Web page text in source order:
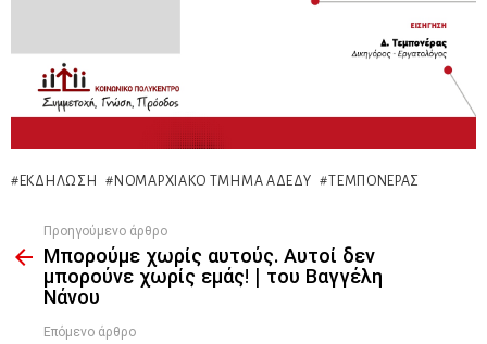
ΕΚΔΉΛΩΣΗ ΝΟΜΑΡΧΙΑΚΌ ΤΜΉΜΑ ΑΔΕΔΥ ΤΕΜΠΟΝΈΡΑΣ
more
Προηγούμενο άρθρο
Μπορούμε χωρίς αυτούς. Αυτοί δεν
μπορούνε χωρίς εμάς! | του Βαγγέλη
Νάνου
Επόμενο άρθρο